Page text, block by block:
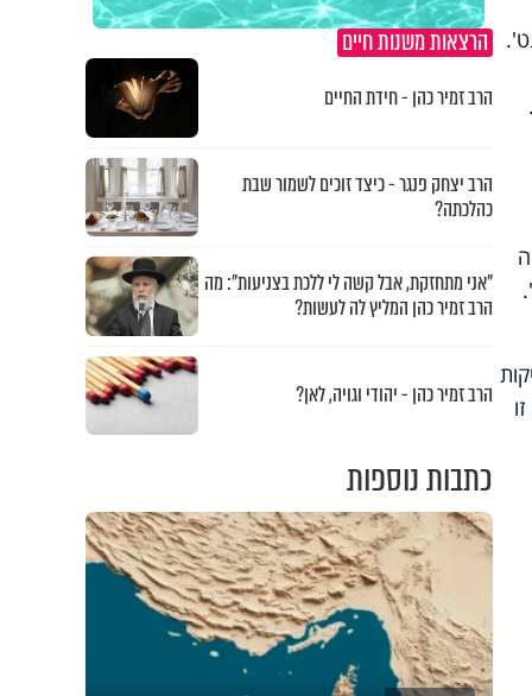
בדיקה
הרצאות משנות חיים
הרב זמיר כהן - חידת החיים
הרב יצחק פנגר - כיצד זוכים לשמור שבת
כהלכתה?
"אני מתחזקת, אבל קשה לי ללכת בצניעות": מה
הרב זמיר כהן המליץ לה לעשות?
הרב זמיר כהן - יהודי וגויה, לאן?
כתבות נוספות